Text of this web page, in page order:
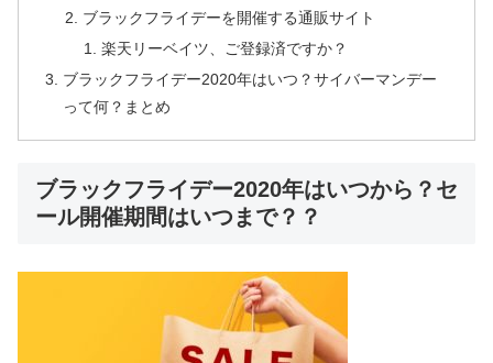
ブラックフライデーを開催する通販サイト
楽天リーベイツ、ご登録済ですか？
ブラックフライデー2020年はいつ？サイバーマンデー
って何？まとめ
ブラックフライデー2020年はいつから？セ
ール開催期間はいつまで？？